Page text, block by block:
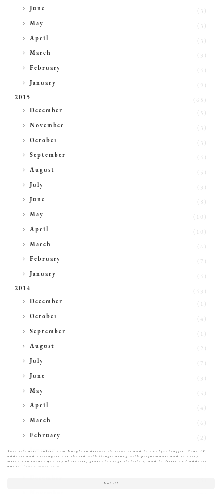
Got it!
This site uses cookies from Google to deliver its services and to analyze traffic. Your IP
address and user-agent are shared with Google along with performance and security
metrics to ensure quality of service, generate usage statistics, and to detect and address
abuse. Learn more info.
►
June
(3)
►
May
(3)
►
April
(3)
►
March
(3)
►
February
(4)
►
January
(9)
2015
(68)
►
December
(5)
►
November
(3)
►
October
(3)
►
September
(4)
►
August
(5)
►
July
(3)
►
June
(8)
►
May
►
April
►
March
(6)
►
February
►
January
(4)
2014
(43)
►
December
►
October
(4)
►
September
►
August
(2)
►
July
►
June
(3)
►
May
(5)
►
April
(4)
►
March
(6)
►
February
(2)
January
(8)
2013